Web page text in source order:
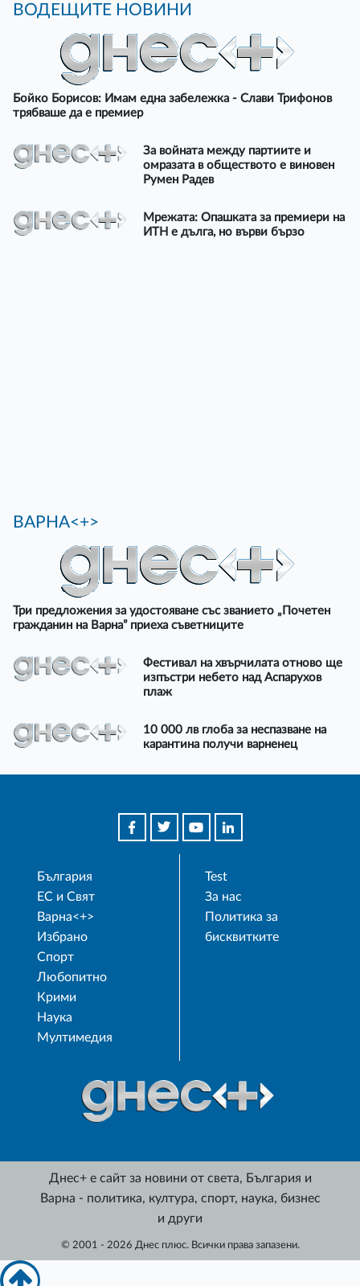
ВОДЕЩИТЕ НОВИНИ
Бойко Борисов: Имам една забележка - Слави Трифонов
трябваше да е премиер
За войната между партиите и
омразата в обществото е виновен
Румен Радев
Мрежата: Опашката за премиери на
ИТН е дълга, но върви бързо
ВАРНА<+>
Три предложения за удостояване със званието „Почетен
гражданин на Варна” приеха съветниците
Фестивал на хвърчилата отново ще
изпъстри небето над Аспарухов
плаж
10 000 лв глоба за неспазване на
карантина получи варненец
България
ЕС и Свят
Варна<+>
Избрано
Спорт
Любопитно
Крими
Наука
Мултимедия
Test
За нас
Политика за
бисквитките
Днес+ е сайт за новини от света, България и
Варна - политика, култура, спорт, наука, бизнес
и други
© 2001 - 2026 Днес плюс. Всички права запазени.